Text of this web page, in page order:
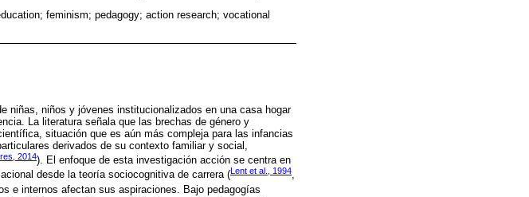
feminism; pedagogy; action research; vocational
niñas, niños y jóvenes institucionalizados en una casa hogar
La literatura señala que las brechas de género y
situación que es aún más compleja para las infancias
derivados de su contexto familiar y social,
2014). El enfoque de esta investigación acción se centra en
desde la teoría sociocognitiva de carrera ( Lent et al., 1994,
e internos afectan sus aspiraciones. Bajo pedagogías